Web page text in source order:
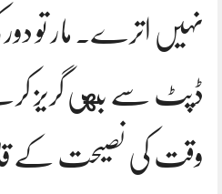
نہیں اترے. مار تو
ڈپٹ سے بهی گریز
وقت کی نصیحت کے